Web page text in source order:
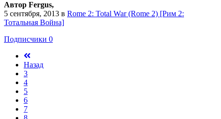
Автор Fergus,
5 сентября, 2013 в Rome 2: Total War (Rome 2) [Рим 2:
Тотальная Война]
Подписчики 0
Назад
3
4
5
6
7